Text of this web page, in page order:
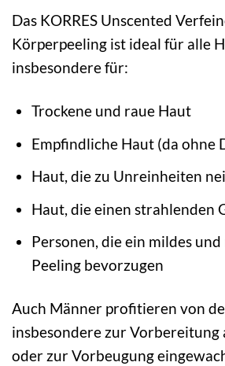
Das KORRES Unscented
Körperpeeling ist ideal für alle
insbesondere für:
Trockene und raue Haut
Empfindliche Haut (da ohne
Haut, die zu Unreinheiten
Haut, die einen strahlenden
Personen, die ein mildes
Peeling bevorzugen
Auch Männer profitieren von
insbesondere zur Vorbereitung
oder zur Vorbeugung